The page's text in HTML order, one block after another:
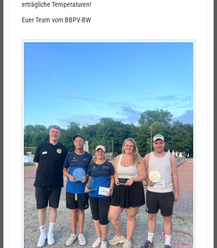
erträgliche Temperaturen!
Euer Team vom BBPV-BW